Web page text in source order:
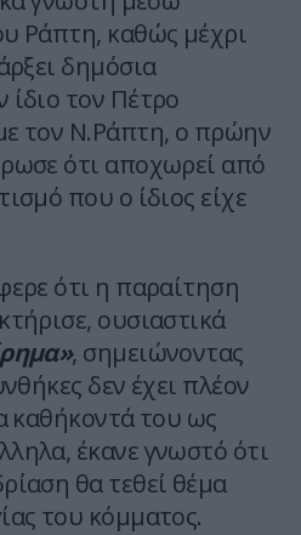
Ράπτη, καθώς μέχρι
δημόσια
τον Πέτρο
τον Ν.Ράπτη, ο πρώην
ότι αποχωρεί από
που ο ίδιος είχε
ότι η παραίτηση
ουσιαστικά
, σημειώνοντας
δεν έχει πλέον
καθήκοντά του ως
έκανε γνωστό ότι
θα τεθεί θέμα
του κόμματος.